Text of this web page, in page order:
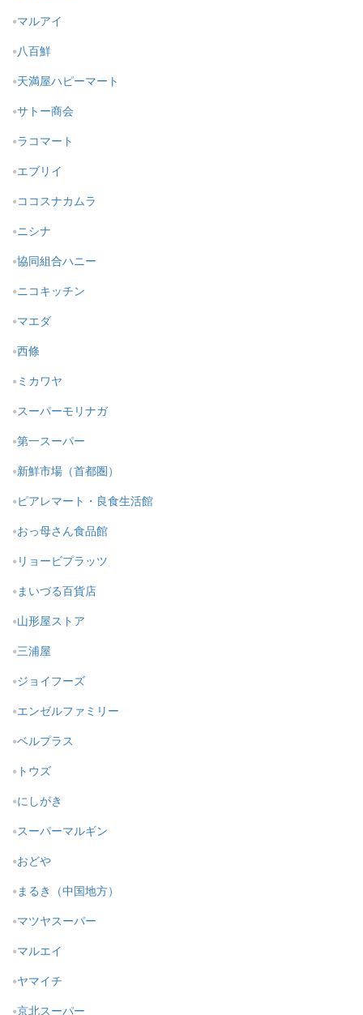
マルアイ
八百鮮
天満屋ハピーマート
サトー商会
ラコマート
エブリイ
ココスナカムラ
ニシナ
協同組合ハニー
ニコキッチン
マエダ
西條
ミカワヤ
スーパーモリナガ
第一スーパー
新鮮市場（首都圏）
ピアレマート・良食生活館
おっ母さん食品館
リョービプラッツ
まいづる百貨店
山形屋ストア
三浦屋
ジョイフーズ
エンゼルファミリー
ベルプラス
トウズ
にしがき
スーパーマルギン
おどや
まるき（中国地方）
マツヤスーパー
マルエイ
ヤマイチ
京北スーパー